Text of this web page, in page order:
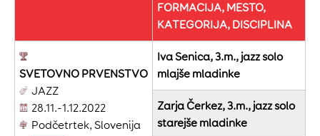
FORMACIJA, MESTO,
KATEGORIJA, DISCIPLINA
SVETOVNO PRVENSTVO
JAZZ
28.11.-1.12.2022
Podčetrtek, Slovenija
Iva Senica, 3.m., jazz solo
mlajše mladinke
Zarja Čerkez, 3.m., jazz solo
starejše mladinke